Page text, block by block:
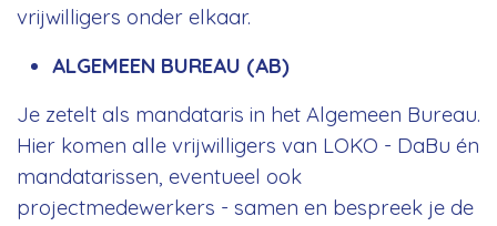
vrijwilligers onder elkaar.
ALGEMEEN BUREAU (AB)
Je zetelt als mandataris in het Algemeen Bureau.
Hier komen alle vrijwilligers van LOKO - DaBu én
mandatarissen, eventueel ook
projectmedewerkers - samen en bespreek je de